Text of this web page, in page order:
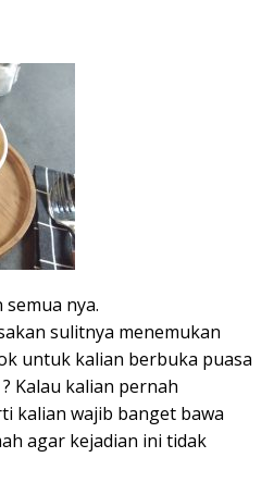
nya.
sulitnya menemukan
untuk kalian berbuka puasa
Kalau kalian pernah
kalian wajib banget bawa
agar kejadian ini tidak